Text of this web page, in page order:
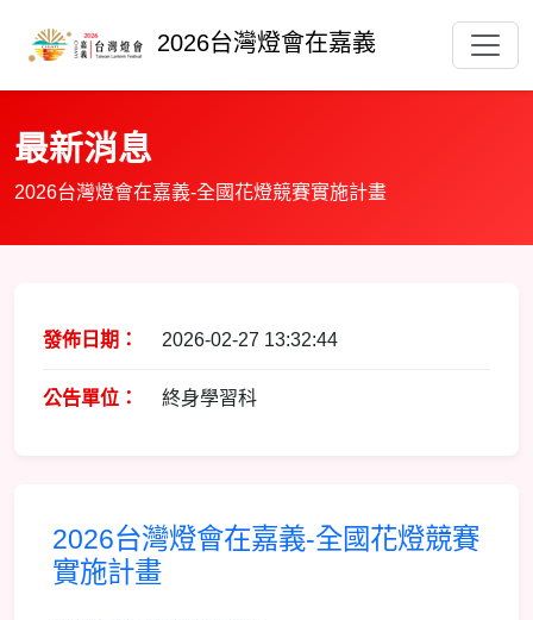
2026台灣燈會在嘉義
最新消息
2026台灣燈會在嘉義-全國花燈競賽實施計畫
發佈日期： 2026-02-27 13:32:44
公告單位： 終身學習科
2026台灣燈會在嘉義-全國花燈競賽
實施計畫